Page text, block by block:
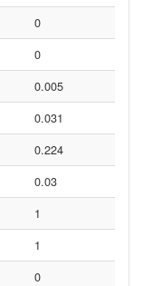
0
0
0.005
0.031
0.224
0.03
1
1
0